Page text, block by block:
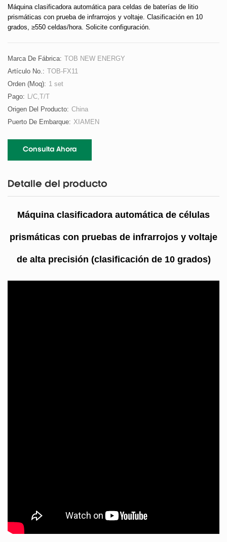
Máquina clasificadora automática para celdas de baterías de litio
prismáticas con prueba de infrarrojos y voltaje. Clasificación en 10
grados, ≥550 celdas/hora. Solicite configuración.
Marca De Fábrica: TOB NEW ENERGY
Artículo No.: TOB-FX11
Orden (moq): 1 set
Pago: L/C,T/T
Origen Del Producto: China
Puerto De Embarque: XIAMEN
Consulta Ahora
Detalle del producto
Máquina clasificadora automática de células
prismáticas con pruebas de infrarrojos y voltaje
de alta precisión (clasificación de 10 grados)